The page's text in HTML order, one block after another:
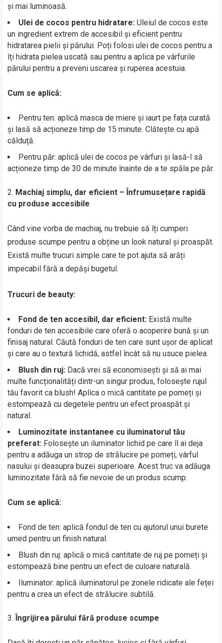
și mai luminoasă.
Ulei de cocos pentru hidratare: Uleiul de cocos este
un ingredient extrem de accesibil și eficient pentru
hidratarea pielii și părului. Poți folosi ulei de cocos pentru a
îți hidrata pielea uscată sau pentru a aplica pe vârfurile
părului pentru a preveni uscarea și ruperea acestuia.
Cum se aplică:
Pentru ten: aplică masca de miere și iaurt pe fața curată
și lasă să acționeze timp de 15 minute. Clătește cu apă
călduță.
Pentru păr: aplică ulei de cocos pe vârfuri și lasă-l să
acționeze timp de 30 de minute înainte de a te spăla pe păr.
Machiaj simplu, dar eficient – Înfrumusețare rapidă
cu produse accesibile
Când vine vorba de machiaj, nu trebuie să îți cumperi
produse scumpe pentru a obține un look natural și proaspăt.
Există multe trucuri simple care te pot ajuta să arăți
impecabil fără a depăși bugetul.
Trucuri de beauty:
Fond de ten accesibil, dar eficient: Există multe
fonduri de ten accesibile care oferă o acoperire bună și un
finisaj natural. Căută fonduri de ten care sunt ușor de aplicat
și care au o textură lichidă, astfel încât să nu usuce pielea.
Blush din ruj: Dacă vrei să economisești și să ai mai
multe funcționalități dintr-un singur produs, folosește rujul
tău favorit ca blush! Aplica o mică cantitate pe pomeți și
estompează cu degetele pentru un efect proaspăt și
natural.
Luminozitate instantanee cu iluminatorul tău
preferat: Folosește un iluminator lichid pe care îl ai deja
pentru a adăuga un strop de strălucire pe pomeți, vârful
nasului și deasupra buzei superioare. Acest truc va adăuga
luminozitate fără să fie nevoie de un produs scump.
Cum se aplică:
Fond de ten: aplică fondul de ten cu ajutorul unui burete
umed pentru un finish natural.
Blush din ruj: aplică o mică cantitate de ruj pe pomeți și
estompează bine pentru un efect de culoare naturală.
Iluminator: aplică iluminatorul pe zonele ridicate ale feței
pentru a crea un efect de strălucire subtilă.
Îngrijirea părului fără produse scumpe